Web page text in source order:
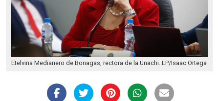
Etelvina Medianero de Bonagas, rectora de la Unachi. LP/Isaac Ortega